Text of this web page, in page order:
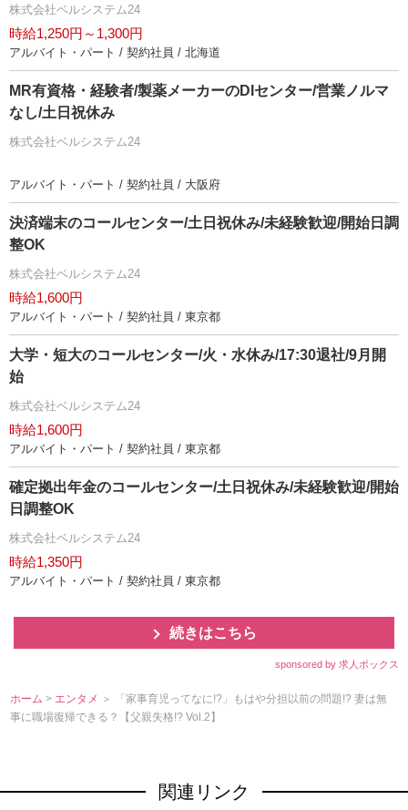
株式会社ベルシステム24
時給1,250円～1,300円
アルバイト・パート / 契約社員 / 北海道
MR有資格・経験者/製薬メーカーのDIセンター/営業ノルマ
なし/土日祝休み
株式会社ベルシステム24
アルバイト・パート / 契約社員 / 大阪府
決済端末のコールセンター/土日祝休み/未経験歓迎/開始日調
整OK
株式会社ベルシステム24
時給1,600円
アルバイト・パート / 契約社員 / 東京都
大学・短大のコールセンター/火・水休み/17:30退社/9月開
始
株式会社ベルシステム24
時給1,600円
アルバイト・パート / 契約社員 / 東京都
確定拠出年金のコールセンター/土日祝休み/未経験歓迎/開始
日調整OK
株式会社ベルシステム24
時給1,350円
アルバイト・パート / 契約社員 / 東京都
続きはこちら
sponsored by 求人ボックス
ホーム > エンタメ ＞ 「家事育児ってなに!?」もはや分担以前の問題!? 妻は無
事に職場復帰できる？【父親失格!? Vol.2】
関連リンク